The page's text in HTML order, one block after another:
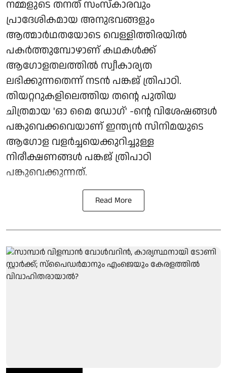
നമ്മളുടെ തനത് സംസ്കാരവും
പ്രാദേശികമായ അനുഭവങ്ങളും
ആത്മാർഥതയോടെ വെള്ളിത്തിരയിൽ
പകർത്തുമ്പോഴാണ് കഥകൾക്ക്
ആഗോളതലത്തിൽ സ്വീകാര്യത
ലഭിക്കുന്നതെന്ന് നടൻ പങ്കജ് ത്രിപാഠി.
തിയറ്ററുകളിലെത്തിയ തന്റെ പുതിയ
ചിത്രമായ 'ഓ മൈ ഡോഗ്' -ന്റെ വിശേഷങ്ങൾ
പങ്കുവെക്കവെയാണ് ഇന്ത്യൻ സിനിമയുടെ
ആഗോള വളർച്ചയെക്കുറിച്ചുള്ള
നിരീക്ഷണങ്ങൾ പങ്കജ് ത്രിപാഠി
പങ്കുവെക്കുന്നത്.
Read More